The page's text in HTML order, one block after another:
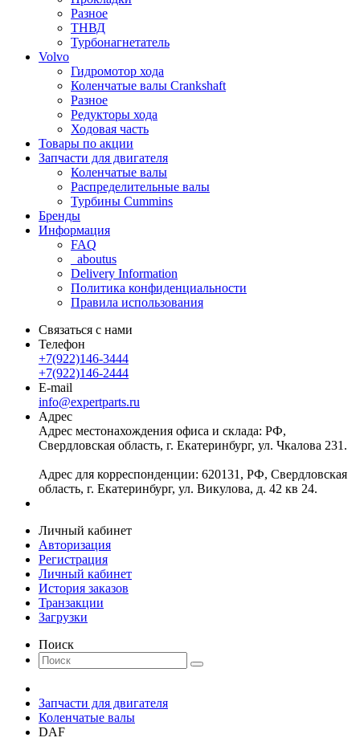
Разное
ТНВД
Турбонагнетатель
Volvo
Гидромотор хода
Коленчатые валы Crankshaft
Разное
Редукторы хода
Ходовая часть
Товары по акции
Запчасти для двигателя
Коленчатые валы
Распределительные валы
Турбины Cummins
Бренды
Информация
FAQ
_aboutus
Delivery Information
Политика конфиденциальности
Правила использования
Связаться с нами
Телефон
+7(922)146-3444
+7(922)146-2444
E-mail
info@expertparts.ru
Адрес
Адрес местонахождения офиса и склада: РФ,
Свердловская область, г. Екатеринбург, ул. Чкалова 231.
Адрес для корреспонденции: 620131, РФ, Свердловская
область, г. Екатеринбург, ул. Викулова, д. 42 кв 24.
Личный кабинет
Авторизация
Регистрация
Личный кабинет
История заказов
Транзакции
Загрузки
Поиск
Запчасти для двигателя
Коленчатые валы
DAF